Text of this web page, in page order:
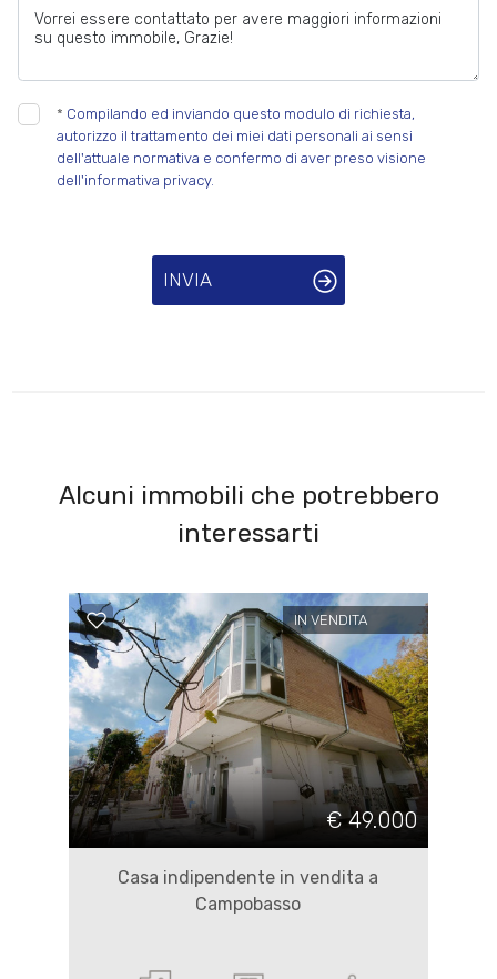
* Compilando ed inviando questo modulo di richiesta,
autorizzo il trattamento dei miei dati personali ai sensi
dell'attuale normativa e confermo di aver preso visione
dell'informativa privacy.
INVIA
Alcuni immobili che potrebbero
interessarti
IN VENDITA
€ 49.000
Casa indipendente in vendita a
Campobasso